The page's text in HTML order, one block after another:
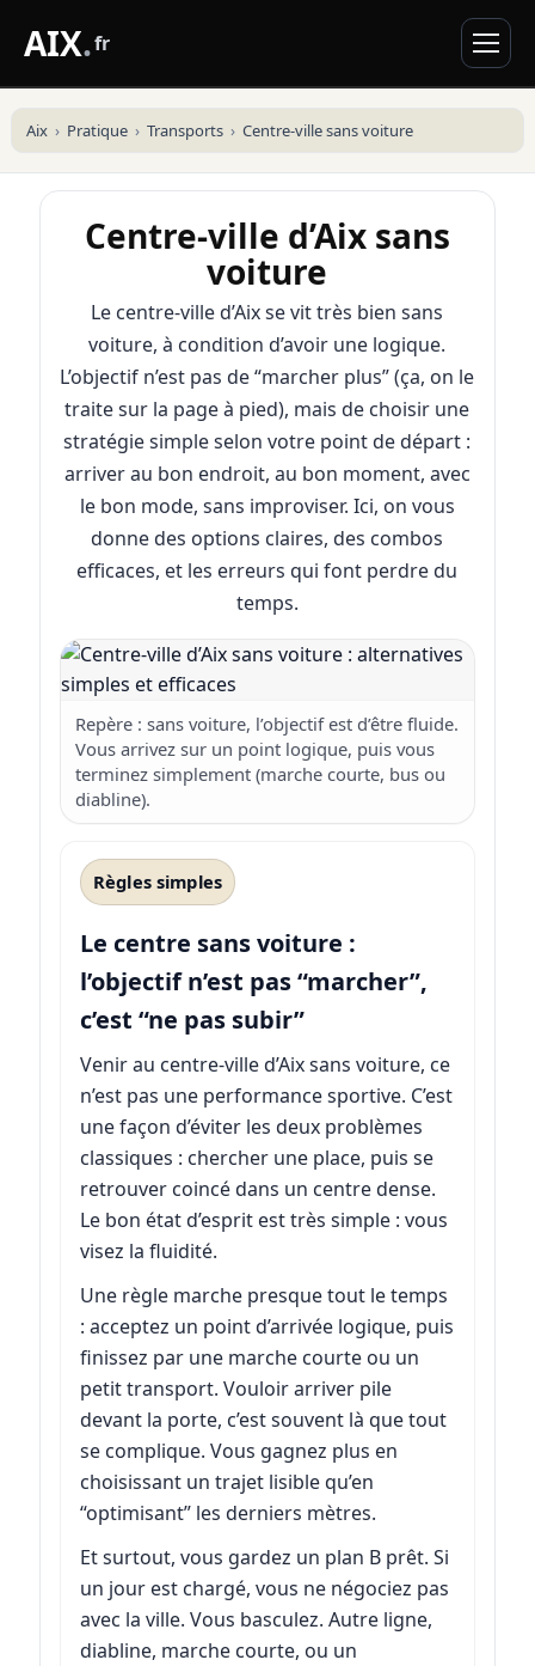
AIX.fr
Aix Pratique Transports Centre-ville sans voiture
Centre-ville d’Aix sans
voiture
Le centre-ville d’Aix se vit très bien sans
voiture, à condition d’avoir une logique.
L’objectif n’est pas de “marcher plus” (ça, on le
traite sur la page à pied), mais de choisir une
stratégie simple selon votre point de départ :
arriver au bon endroit, au bon moment, avec
le bon mode, sans improviser. Ici, on vous
donne des options claires, des combos
efficaces, et les erreurs qui font perdre du
temps.
Repère : sans voiture, l’objectif est d’être fluide.
Vous arrivez sur un point logique, puis vous
terminez simplement (marche courte, bus ou
diabline).
Règles simples
Le centre sans voiture :
l’objectif n’est pas “marcher”,
c’est “ne pas subir”
Venir au centre-ville d’Aix sans voiture, ce
n’est pas une performance sportive. C’est
une façon d’éviter les deux problèmes
classiques : chercher une place, puis se
retrouver coincé dans un centre dense.
Le bon état d’esprit est très simple : vous
visez la fluidité.
Une règle marche presque tout le temps
: acceptez un point d’arrivée logique, puis
finissez par une marche courte ou un
petit transport. Vouloir arriver pile
devant la porte, c’est souvent là que tout
se complique. Vous gagnez plus en
choisissant un trajet lisible qu’en
“optimisant” les derniers mètres.
Et surtout, vous gardez un plan B prêt. Si
un jour est chargé, vous ne négociez pas
avec la ville. Vous basculez. Autre ligne,
diabline, marche courte, ou un